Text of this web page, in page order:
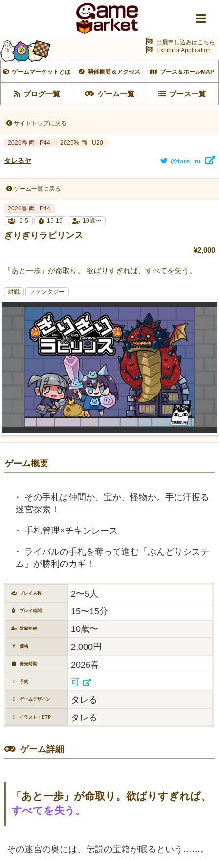
ゲームマーケットとは 開催概要＆アクセス ブース＆ホールMAP
ブログ一覧 ゲーム一覧 ブース一覧
出展申し込みはこちら
Exhibitor Application
サイトトップに戻る
2026春 両 - P44 2025秋 両 - U20
タレるヤ @tare_ru
ゲーム一覧に戻る
2026春 両 - P44
2-5
15-15 10歳〜
ぎりぎりラビリンス
¥2,000
「あと一歩」が命取り。 欲ばりすぎれば、すべてを失う。
対戦 ファンタジー
ゲーム概要
その手札は仲間か、宝か、怪物か。手に汗握る
迷宮探索！
手札管理×チキンレース
ライバルの手札を奪って進む「ぶんどりシステ
ム」が勝利のカギ！
プレイ人数 2〜5人
プレイ時間 15〜15分
対象年齢 10歳〜
価格 2,000円
発売時期 2026春
予約 可
ゲームデザイン タレる
イラスト・DTP タレる
ゲーム詳細
「あと一歩」が命取り。欲ばりすぎれば、
すべてを失う。
その迷宮の奥には、伝説の宝箱が眠るという……。